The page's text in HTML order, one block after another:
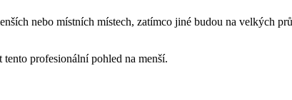
nebo místních místech, zatímco jiné budou na velkých
profesionální pohled na menší.